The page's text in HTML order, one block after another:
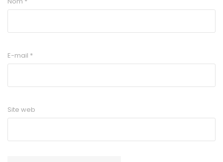
E-mail *
Site web